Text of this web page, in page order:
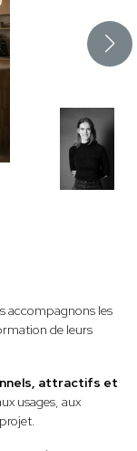
accompagnons les
de leurs
attractifs et
usages, aux